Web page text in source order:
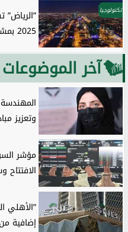
تكنولوجيا
”الرياض”
2025 بمشاركة 750...
آخر الموضوعات
وتعزيز
”الأهلي
إضافية